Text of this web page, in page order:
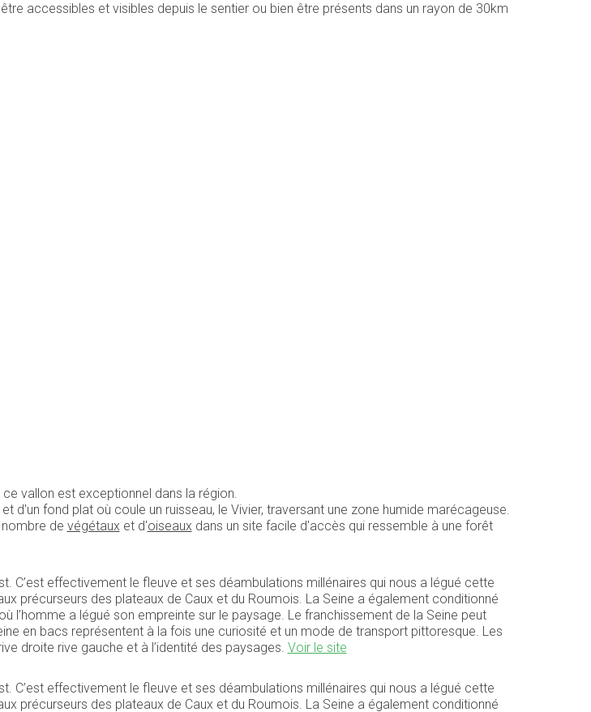
accessibles et visibles depuis le sentier ou bien être présents dans un rayon de 30km
vallon est exceptionnel dans la région.
d'un fond plat où coule un ruisseau, le Vivier, traversant une zone humide marécageuse.
de végétaux et d'oiseaux dans un site facile d'accès qui ressemble à une forêt
C’est effectivement le fleuve et ses déambulations millénaires qui nous a légué cette
précurseurs des plateaux de Caux et du Roumois. La Seine a également conditionné
l’homme a légué son empreinte sur le paysage. Le franchissement de la Seine peut
en bacs représentent à la fois une curiosité et un mode de transport pittoresque. Les
droite rive gauche et à l’identité des paysages. Voir le site
C’est effectivement le fleuve et ses déambulations millénaires qui nous a légué cette
précurseurs des plateaux de Caux et du Roumois. La Seine a également conditionné